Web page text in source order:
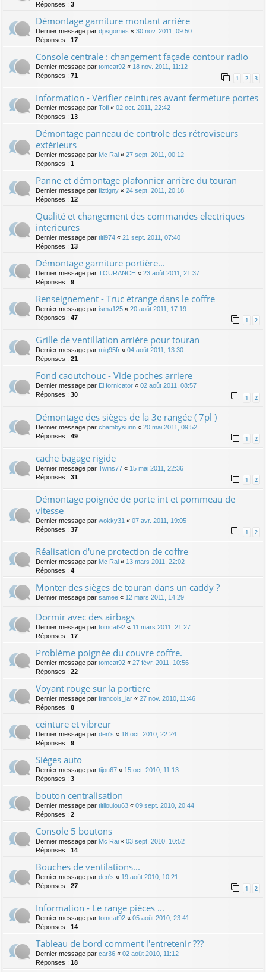
Réponses : 3
Démontage garniture montant arrière
Dernier message par dpsgomes « 30 nov. 2011, 09:50
Réponses : 17
Console centrale : changement façade contour radio
Dernier message par tomcat92 « 18 nov. 2011, 11:12
Réponses : 71 1 2 3
Information - Vérifier ceintures avant fermeture portes
Dernier message par Tofi « 02 oct. 2011, 22:42
Réponses : 13
Démontage panneau de controle des rétroviseurs
extérieurs
Dernier message par Mc Rai « 27 sept. 2011, 00:12
Réponses : 1
Panne et démontage plafonnier arrière du touran
Dernier message par fiztigny « 24 sept. 2011, 20:18
Réponses : 12
Qualité et changement des commandes electriques
interieures
Dernier message par titi974 « 21 sept. 2011, 07:40
Réponses : 13
Démontage garniture portière...
Dernier message par TOURANCH « 23 août 2011, 21:37
Réponses : 9
Renseignement - Truc étrange dans le coffre
Dernier message par isma125 « 20 août 2011, 17:19
Réponses : 47 1 2
Grille de ventillation arrière pour touran
Dernier message par mig95fr « 04 août 2011, 13:30
Réponses : 21
Fond caoutchouc - Vide poches arriere
Dernier message par El fornicator « 02 août 2011, 08:57
Réponses : 30 1 2
Démontage des sièges de la 3e rangée ( 7pl )
Dernier message par chambysunn « 20 mai 2011, 09:52
Réponses : 49 1 2
cache bagage rigide
Dernier message par Twins77 « 15 mai 2011, 22:36
Réponses : 31 1 2
Démontage poignée de porte int et pommeau de
vitesse
Dernier message par wokky31 « 07 avr. 2011, 19:05
Réponses : 37 1 2
Réalisation d'une protection de coffre
Dernier message par Mc Rai « 13 mars 2011, 22:02
Réponses : 4
Monter des sièges de touran dans un caddy ?
Dernier message par samee « 12 mars 2011, 14:29
Dormir avec des airbags
Dernier message par tomcat92 « 11 mars 2011, 21:27
Réponses : 17
Problème poignée du couvre coffre.
Dernier message par tomcat92 « 27 févr. 2011, 10:56
Réponses : 22
Voyant rouge sur la portiere
Dernier message par francois_lar « 27 nov. 2010, 11:46
Réponses : 8
ceinture et vibreur
Dernier message par den's « 16 oct. 2010, 22:24
Réponses : 9
Sièges auto
Dernier message par tijou67 « 15 oct. 2010, 11:13
Réponses : 3
bouton centralisation
Dernier message par titiloulou63 « 09 sept. 2010, 20:44
Réponses : 2
Console 5 boutons
Dernier message par Mc Rai « 03 sept. 2010, 10:52
Réponses : 14
Bouches de ventilations...
Dernier message par den's « 19 août 2010, 10:21
Réponses : 27 1 2
Information - Le range pièces ...
Dernier message par tomcat92 « 05 août 2010, 23:41
Réponses : 14
Tableau de bord comment l'entretenir ???
Dernier message par car36 « 02 août 2010, 11:12
Réponses : 18